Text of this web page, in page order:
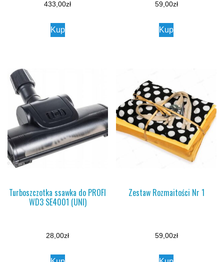
433,00zł
Kup
59,00zł
Kup
Turboszczotka ssawka do PROFI
WD3 SE4001 (UNI)
28,00zł
Zestaw Rozmaitości Nr 1
59,00zł